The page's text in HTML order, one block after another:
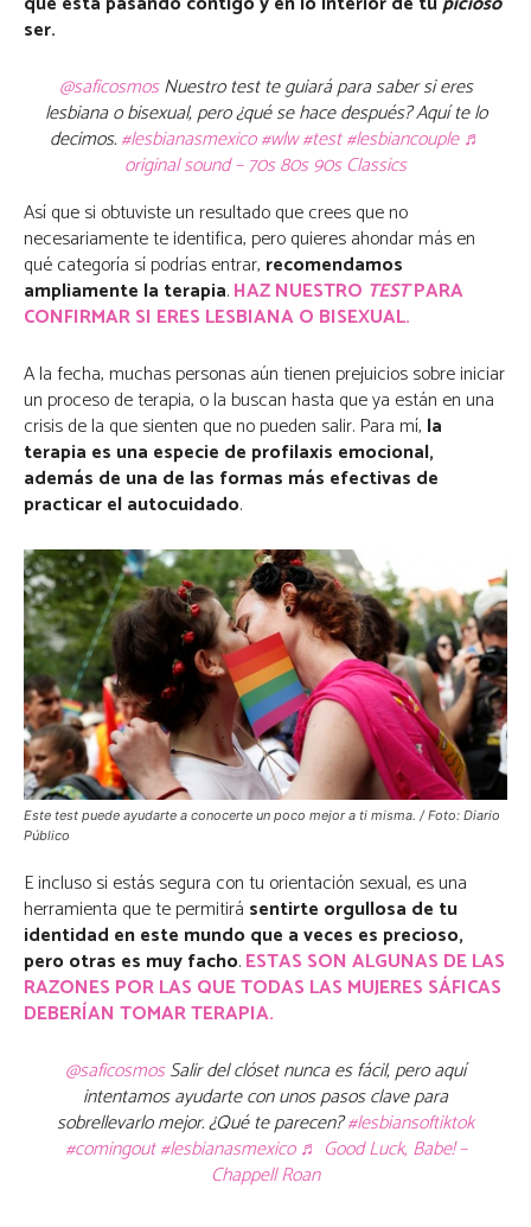
ser.
@saficosmosNuestro test te guiará para saber si eres
lesbiana o bisexual, pero ¿qué se hace después? Aquí te lo
decimos.#lesbianasmexico #wlw #test #lesbiancouple ♬
original sound – 70s 80s 90s Classics
Así que si obtuviste un resultado que crees que no
necesariamente te identifica, pero quieres ahondar más en
qué categoría sí podrías entrar, recomendamos
ampliamente la terapia.HAZ NUESTRO TESTPARA
CONFIRMAR SI ERES LESBIANA O BISEXUAL.
A la fecha, muchas personas aún tienen prejuicios sobre iniciar
un proceso de terapia, o la buscan hasta que ya están en una
crisis de la que sienten que no pueden salir. Para mí, la
terapia es una especie de profilaxis emocional,
además de una de las formas más efectivas de
practicar el autocuidado.
Este test puede ayudarte a conocerte un poco mejor a ti misma. / Foto: Diario
Público
E incluso si estás segura con tu orientación sexual, es una
herramienta que te permitirá sentirte orgullosa de tu
identidad en este mundo que a veces es precioso,
pero otras es muy facho.ESTAS SON ALGUNAS DE LAS
RAZONES POR LAS QUE TODAS LAS MUJERES SÁFICAS
DEBERÍAN TOMAR TERAPIA.
@saficosmosSalir del clóset nunca es fácil, pero aquí
intentamos ayudarte con unos pasos clave para
sobrellevarlo mejor. ¿Qué te parecen?#lesbiansoftiktok
#comingout #lesbianasmexico ♬ Good Luck, Babe! –
Chappell Roan